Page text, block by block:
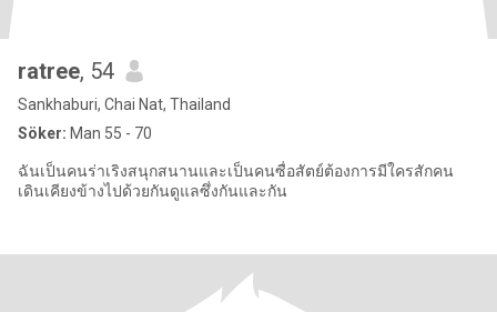
ratree, 54
Sankhaburi, Chai Nat, Thailand
Söker: Man 55 - 70
ฉันเป็นคนร่าเริงสนุกสนานและเป็นคนซื่อสัตย์ต้องการมีใครสักคน
เดินเคียงข้างไปด้วยกันดูแลซึ่งกันและกัน